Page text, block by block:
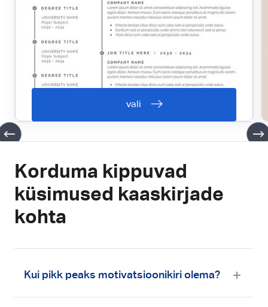
vali
Korduma kippuvad
küsimused kaaskirjade
kohta
Kui pikk peaks motivatsioonikiri olema?